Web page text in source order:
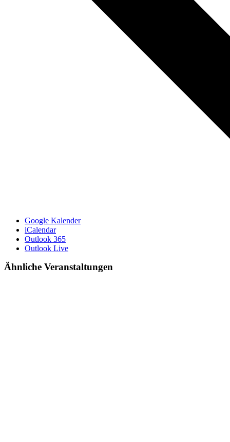
Google Kalender
iCalendar
Outlook 365
Outlook Live
Ähnliche Veranstaltungen